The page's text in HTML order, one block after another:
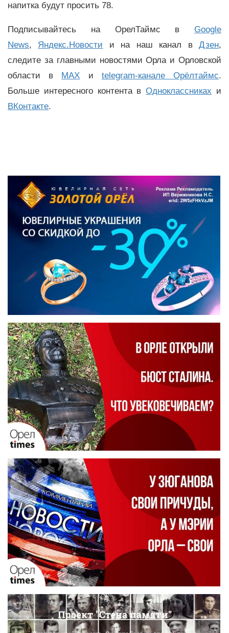
напитка будут просить 78.
Подписывайтесь на ОрелТаймс в Google
News, Яндекс.Новости и на наш канал вДзен,
следите за главными новостями Орла и Орловской
области в MAX и telegram-канале Орёлтаймс.
Больше интересного контента вОдноклассниках и
ВКонтакте.